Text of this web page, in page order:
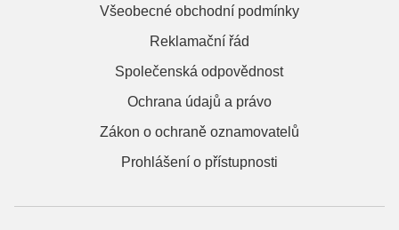
Všeobecné obchodní podmínky
Reklamační řád
Společenská odpovědnost
Ochrana údajů a právo
Zákon o ochraně oznamovatelů
Prohlášení o přístupnosti